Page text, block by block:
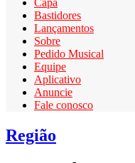
Bastidores
Lançamentos
Sobre
Pedido Musical
Equipe
Aplicativo
Anuncie
Fale conosco
Região